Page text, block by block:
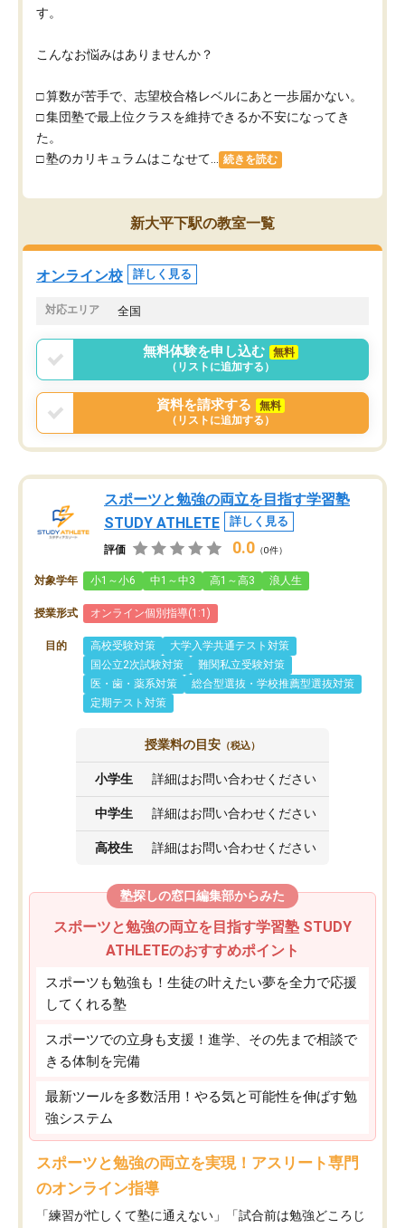
す。
こんなお悩みはありませんか？
□ 算数が苦手で、志望校合格レベルにあと一歩届かない。
□ 集団塾で最上位クラスを維持できるか不安になってき
た。
□ 塾のカリキュラムはこなせて...
続きを読む
新大平下駅の教室一覧
オンライン校 詳しく見る
対応エリア 全国
無料体験を申し込む
無料
（リストに追加する）
資料を請求する
無料
（リストに追加する）
スポーツと勉強の両立を目指す学習塾
STUDY ATHLETE
詳しく見る
評価 0.0 （0件）
対象学年 小1～小6 中1～中3 高1～高3 浪人生
授業形式 オンライン個別指導(1:1)
目的 高校受験対策
大学入学共通テスト対策
国公立2次試験対策
難関私立受験対策
医・歯・薬系対策
総合型選抜・学校推薦型選抜対策
定期テスト対策
授業料の目安 （税込）
小学生 詳細はお問い合わせください
中学生 詳細はお問い合わせください
高校生 詳細はお問い合わせください
塾探しの窓口編集部からみた
スポーツと勉強の両立を目指す学習塾 STUDY
ATHLETEのおすすめポイント
スポーツも勉強も！生徒の叶えたい夢を全力で応援
してくれる塾
スポーツでの立身も支援！進学、その先まで相談で
きる体制を完備
最新ツールを多数活用！やる気と可能性を伸ばす勉
強システム
スポーツと勉強の両立を実現！アスリート専門
のオンライン指導
「練習が忙しくて塾に通えない」「試合前は勉強どころじ